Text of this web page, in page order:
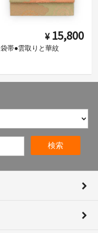
¥ 15,800
袋帯●雲取りと華紋
検索